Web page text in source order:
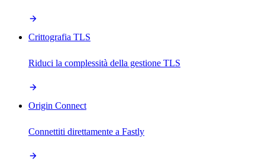
Crittografia TLS
Riduci la complessità della gestione TLS
Origin Connect
Connettiti direttamente a Fastly